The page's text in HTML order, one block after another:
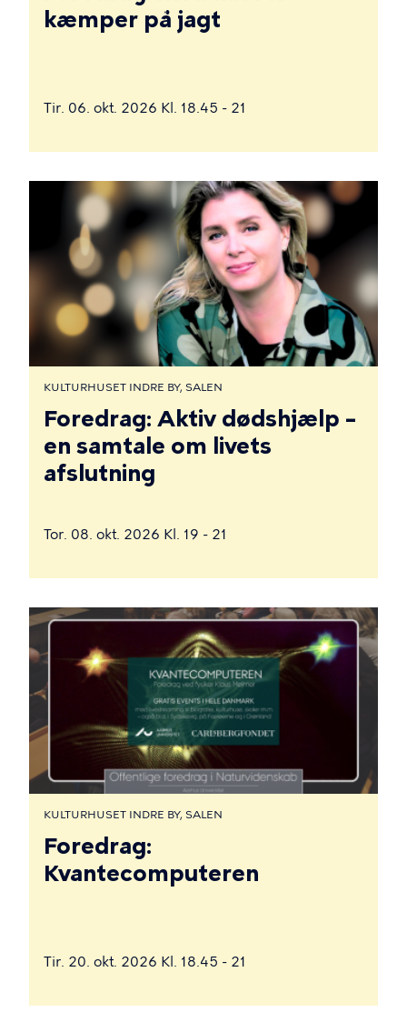
kæmper på jagt
Tir. 06. okt. 2026 Kl. 18.45 - 21
KULTURHUSET INDRE BY, SALEN
Foredrag: Aktiv dødshjælp –
en samtale om livets
afslutning
Tor. 08. okt. 2026 Kl. 19 - 21
KULTURHUSET INDRE BY, SALEN
Foredrag:
Kvantecomputeren
Tir. 20. okt. 2026 Kl. 18.45 - 21